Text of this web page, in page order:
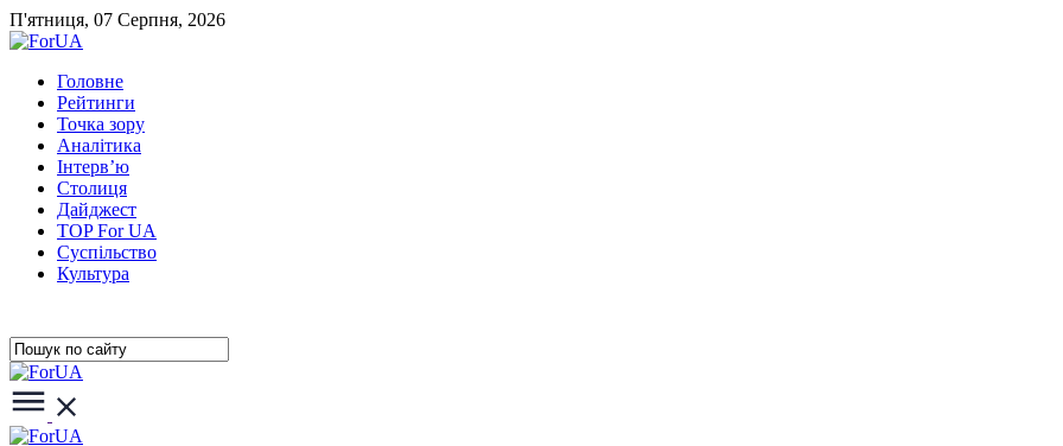
П'ятниця, 07 Серпня, 2026
Головне
Рейтинги
Точка зору
Аналітика
Інтерв’ю
Столиця
Дайджест
TOP For UA
Суспiльство
Культура